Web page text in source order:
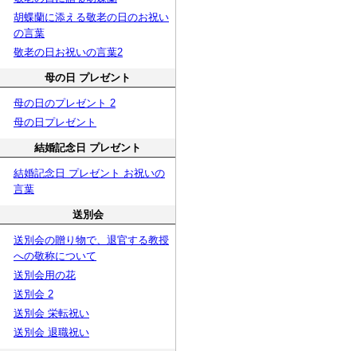
胡蝶蘭に添える敬老の日のお祝い
の言葉
敬老の日お祝いの言葉2
母の日 プレゼント
母の日のプレゼント 2
母の日プレゼント
結婚記念日 プレゼント
結婚記念日 プレゼント お祝いの
言葉
送別会
送別会の贈り物で、退官する教授
への敬称について
送別会用の花
送別会 2
送別会 栄転祝い
送別会 退職祝い